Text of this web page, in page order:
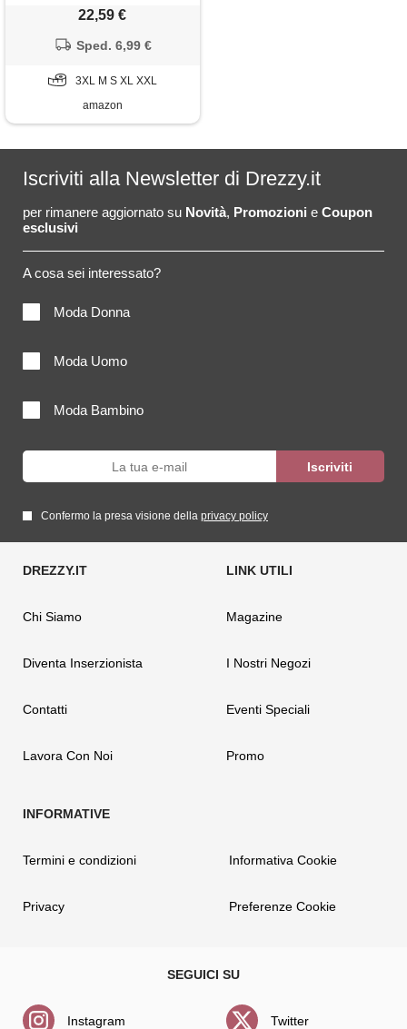
in flanella, unisex, di grandi
vintage, felpa in pile invernale
con tasche e cordino, #02-
beige, s
22,59 €
Sped. 6,99 €
3XL M S XL XXL
amazon
Iscriviti alla Newsletter di Drezzy.it
per rimanere aggiornato su Novità, Promozioni e Coupon
esclusivi
A cosa sei interessato?
Moda Donna
Moda Uomo
Moda Bambino
Confermo la presa visione della privacy policy
Chi Siamo
Diventa Inserzionista
Contatti
Lavora Con Noi
Magazine
I Nostri Negozi
Eventi Speciali
Promo
Termini e condizioni
Privacy
Informativa Cookie
Preferenze Cookie
Instagram Twitter